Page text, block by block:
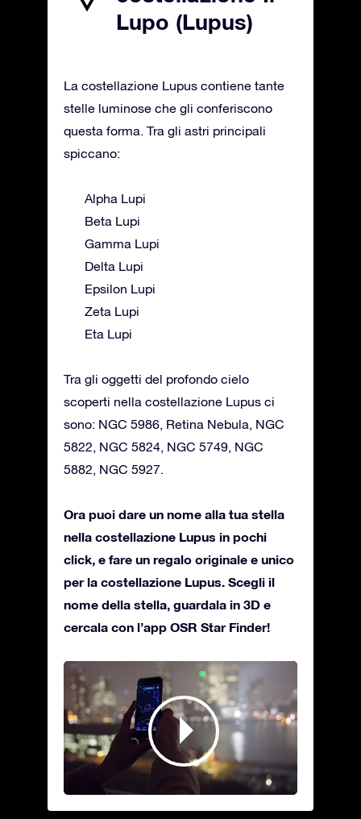
Lupo (Lupus)
La costellazione Lupus contiene tante
stelle luminose che gli conferiscono
questa forma. Tra gli astri principali
spiccano:
Alpha Lupi
Beta Lupi
Gamma Lupi
Delta Lupi
Epsilon Lupi
Zeta Lupi
Eta Lupi
Tra gli oggetti del profondo cielo
scoperti nella costellazione Lupus ci
sono: NGC 5986, Retina Nebula, NGC
5822, NGC 5824, NGC 5749, NGC
5882, NGC 5927.
Ora puoi dare un nome alla tua stella
nella costellazione Lupus in pochi
click, e fare un regalo originale e unico
per la costellazione Lupus. Scegli il
nome della stella, guardala in 3D e
cercala con l’app OSR Star Finder!